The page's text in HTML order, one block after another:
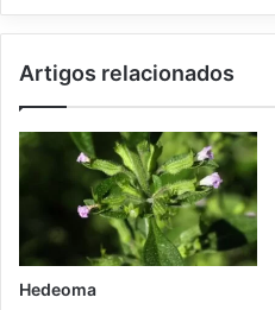
Artigos relacionados
Hedeoma